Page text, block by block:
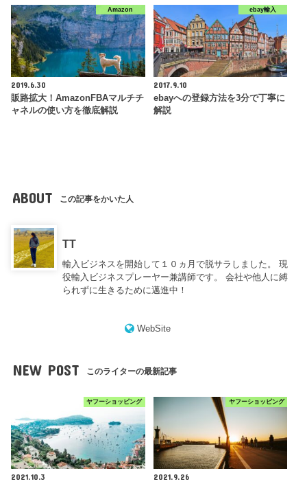
Amazon
2019.6.30
販路拡大！AmazonFBAマルチチ
ャネルの使い方を徹底解説
ebay輸入
2017.9.10
ebayへの登録方法を3分で丁寧に
解説
ABOUT この記事をかいた人
TT
輸入ビジネスを開始して１０ヵ月で脱サラしました。 現
役輸入ビジネスプレーヤー兼講師です。 会社や他人に縛
られずに生きるために邁進中！
WebSite
NEW POST このライターの最新記事
ヤフーショッピング
2021.10.3
ヤフーショッピング
2021.9.26